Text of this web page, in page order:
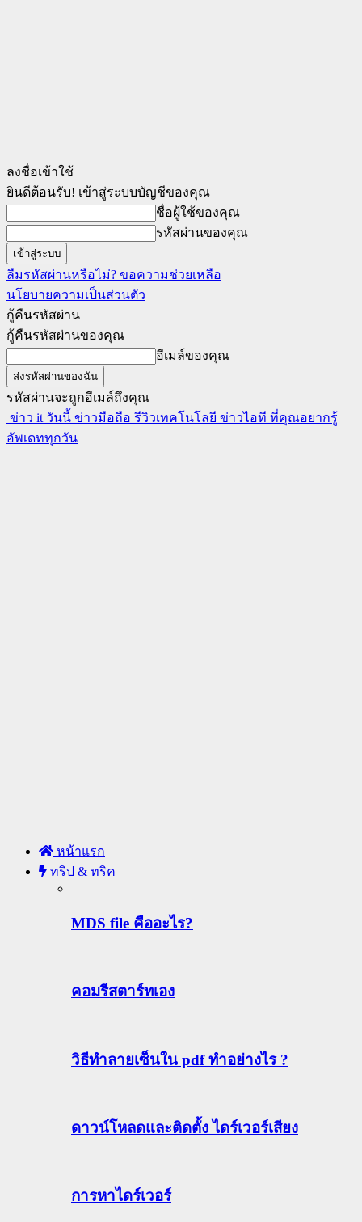
ลงชื่อเข้าใช้
ยินดีต้อนรับ! เข้าสู่ระบบบัญชีของคุณ
ชื่อผู้ใช้ของคุณ
รหัสผ่านของคุณ
ลืมรหัสผ่านหรือไม่? ขอความช่วยเหลือ
นโยบายความเป็นส่วนตัว
กู้คืนรหัสผ่าน
กู้คืนรหัสผ่านของคุณ
อีเมล์ของคุณ
รหัสผ่านจะถูกอีเมล์ถึงคุณ
ข่าว it วันนี้ ข่าวมือถือ รีวิวเทคโนโลยี ข่าวไอที ที่คุณอยากรู้
อัพเดททุกวัน
หน้าแรก
ทริป & ทริค
MDS file คืออะไร?
คอมรีสตาร์ทเอง
วิธีทําลายเซ็นใน pdf ทำอย่างไร ?
ดาวน์โหลดและติดตั้ง ไดร์เวอร์เสียง
การหาไดร์เวอร์